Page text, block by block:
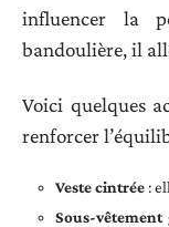
influencer la
bandoulière, il
Voici quelques
renforcer
Veste cintrée:
Sous-vêtement